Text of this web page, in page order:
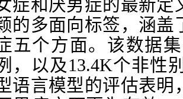
症和厌男症的最新定
的多面向标签，涵盖
五个方面。该数据
，以及13.4K个非性
语言模型的评估表明